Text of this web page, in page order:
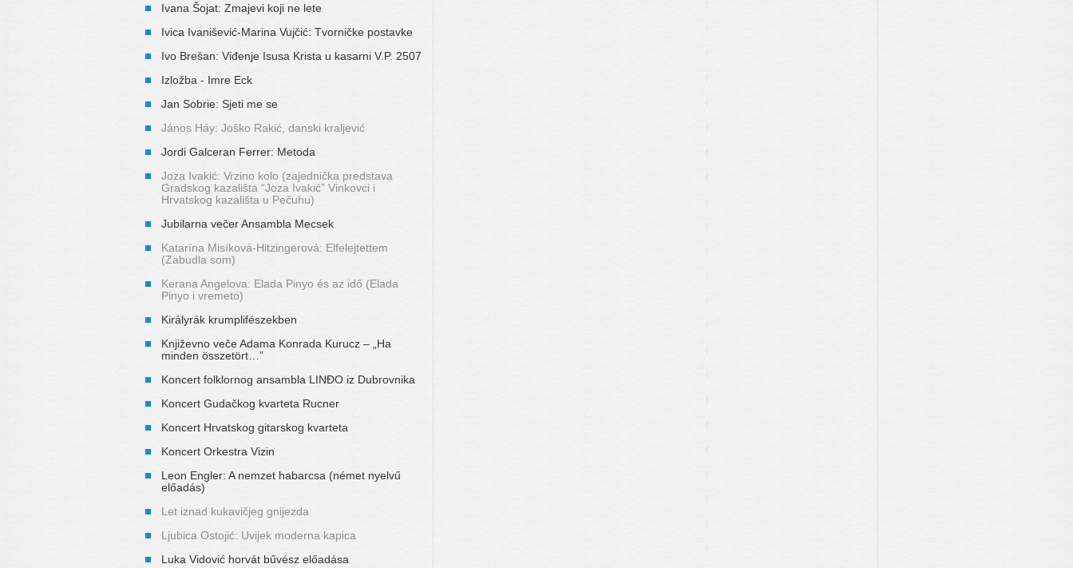
Ivana Šojat: Zmajevi koji ne lete
Ivica Ivanišević-Marina Vujčić: Tvorničke postavke
Ivo Brešan: Viđenje Isusa Krista u kasarni V.P. 2507
Izložba - Imre Eck
Jan Sobrie: Sjeti me se
János Háy: Joško Rakić, danski kraljević
Jordi Galceran Ferrer: Metoda
Joza Ivakić: Vrzino kolo (zajednička predstava
Gradskog kazališta “Joza Ivakić” Vinkovci i
Hrvatskog kazališta u Pečuhu)
Jubilarna večer Ansambla Mecsek
Katarína Misíková-Hitzingerová: Elfelejtettem
(Zabudla som)
Kerana Angelova: Elada Pinyo és az idő (Elada
Pinyo i vremeto)
Királyrák krumplifészekben
Književno veče Adama Konrada Kurucz – „Ha
minden összetört…”
Koncert folklornog ansambla LINĐO iz Dubrovnika
Koncert Gudačkog kvarteta Rucner
Koncert Hrvatskog gitarskog kvarteta
Koncert Orkestra Vizin
Leon Engler: A nemzet habarcsa (német nyelvű
előadás)
Let iznad kukavičjeg gnijezda
Ljubica Ostojić: Uvijek moderna kapica
Luka Vidović horvát bűvész előadása